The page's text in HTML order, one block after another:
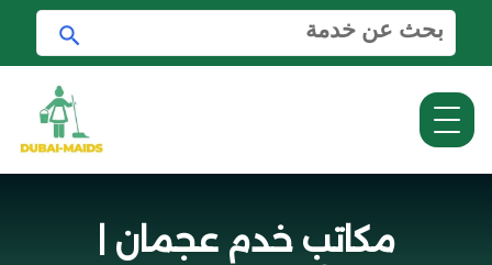
ل
ب
ح
ث
ع
ب
ح
ث
مكاتب خدم عجمان |